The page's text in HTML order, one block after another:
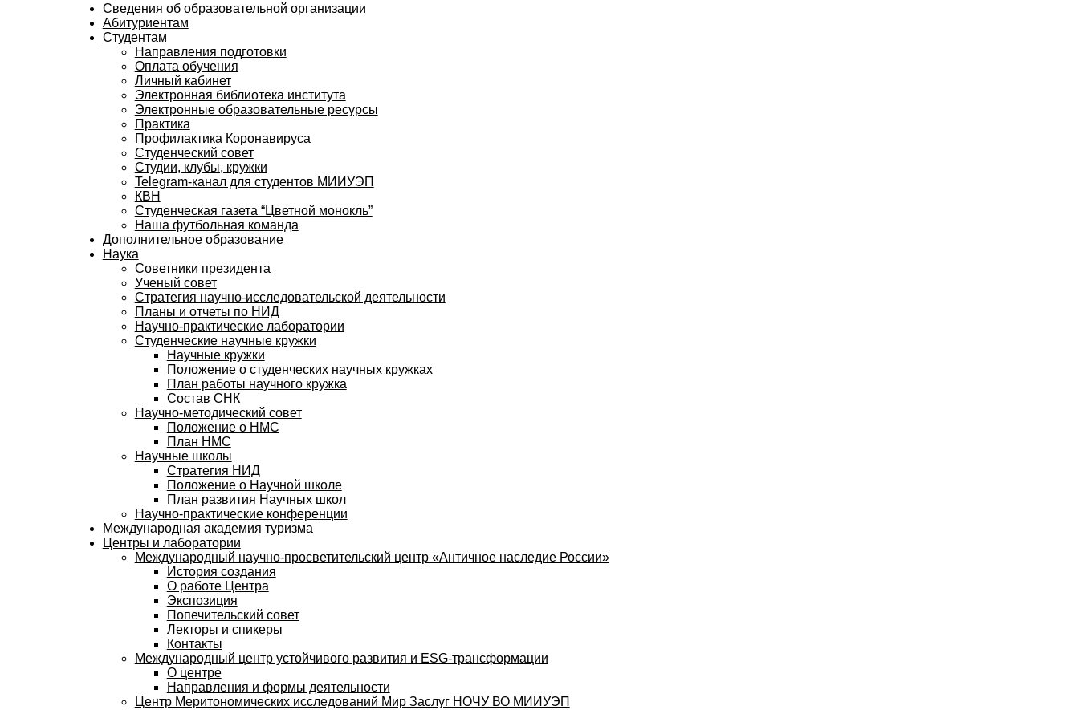
Сведения об образовательной организации
Абитуриентам
Студентам
Направления подготовки
Оплата обучения
Личный кабинет
Электронная библиотека института
Электронные образовательные ресурсы
Практика
Профилактика Коронавируса
Студенческий совет
Студии, клубы, кружки
Telegram-канал для студентов МИИУЭП
КВН
Студенческая газета “Цветной монокль”
Наша футбольная команда
Дополнительное образование
Наука
Советники президента
Ученый совет
Стратегия научно-исследовательской деятельности
Планы и отчеты по НИД
Научно-практические лаборатории
Студенческие научные кружки
Научные кружки
Положение о студенческих научных кружках
План работы научного кружка
Состав СНК
Научно-методический совет
Положение о НМС
План НМС
Научные школы
Стратегия НИД
Положение о Научной школе
План развития Научных школ
Научно-практические конференции
Международная академия туризма
Центры и лаборатории
Международный научно-просветительский центр «Античное наследие России»
История создания
О работе Центра
Экспозиция
Попечительский совет
Лекторы и спикеры
Контакты
Международный центр устойчивого развития и ESG-трансформации
О центре
Направления и формы деятельности
Центр Меритономических исследований Мир Заслуг НОЧУ ВО МИИУЭП